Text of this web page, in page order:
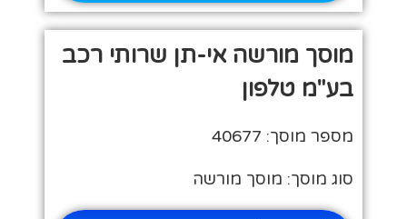
מוסך מורשה אי-תן שרותי רכב
בע"מ טלפון
מספר מוסך: 40677
סוג מוסך: מוסך מורשה